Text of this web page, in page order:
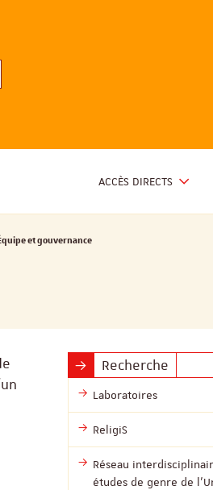
ACCÈS DIRECTS
et gouvernance
Recherche
Laboratoires
ReligiS
Réseau
études de genre de